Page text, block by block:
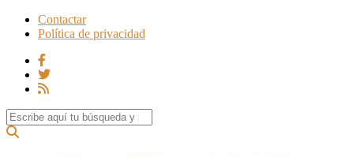
Contactar
Política de privacidad
Search for: